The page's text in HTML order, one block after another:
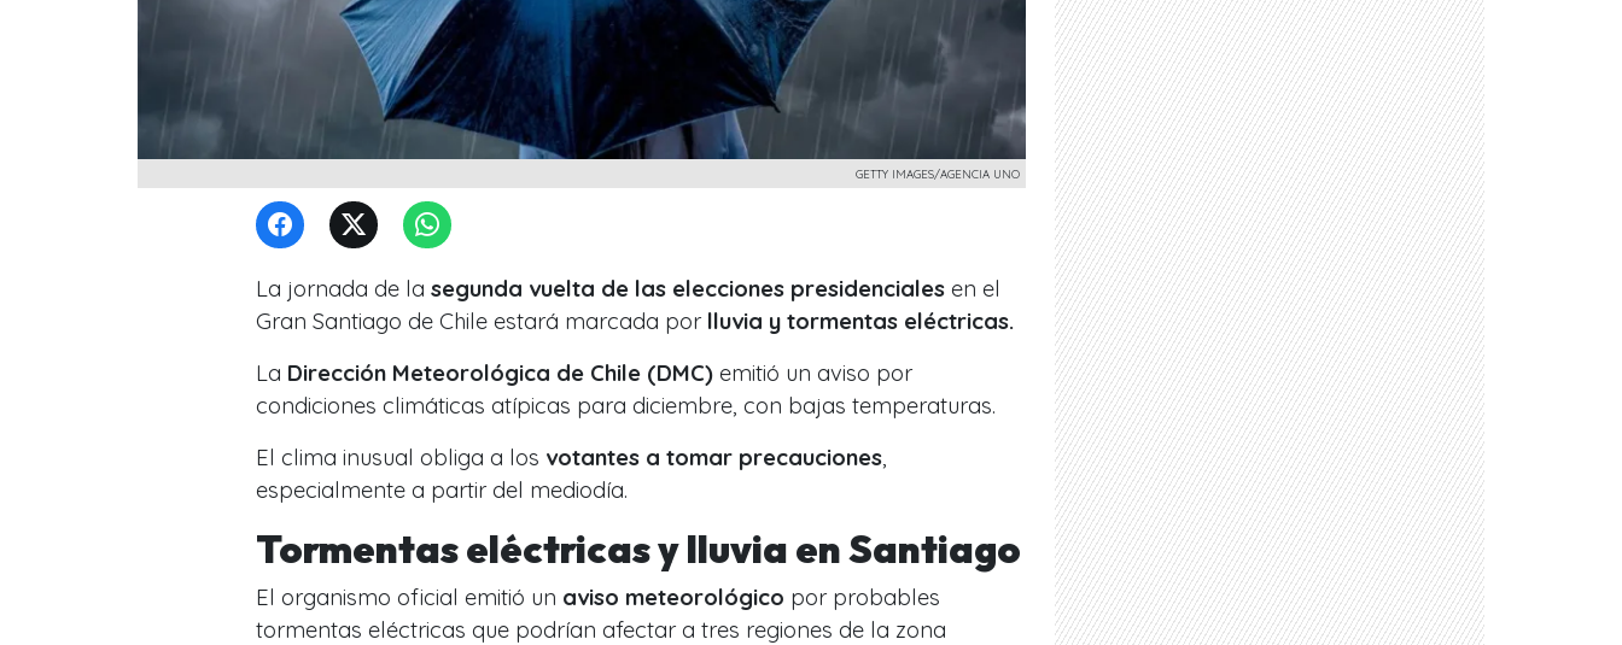
GETTY IMAGES/AGENCIA UNO
La jornada de la segunda vuelta de las elecciones presidenciales en el
Gran Santiago de Chile estará marcada por lluvia y tormentas eléctricas.
La Dirección Meteorológica de Chile (DMC) emitió un aviso por
condiciones climáticas atípicas para diciembre, con bajas temperaturas.
El clima inusual obliga a los votantes a tomar precauciones
especialmente a partir del mediodía.
Tormentas eléctricas y lluvia en Santiago
El organismo oficial emitió un aviso meteorológico por probables
tormentas eléctricas que podrían afectar a tres regiones de la zona